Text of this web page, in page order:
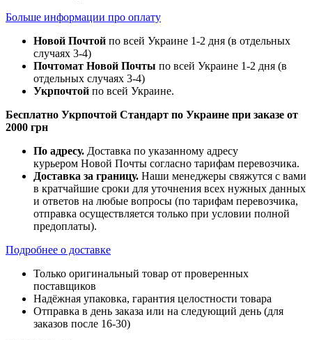
Больше информации про оплату
Новой Почтой по всей Украине 1-2 дня (в отдельных
случаях 3-4)
Почтомат Новой Почты по всей Украине 1-2 дня (в
отдельных случаях 3-4)
Укрпочтой по всей Украине.
Бесплатно Укрпочтой Стандарт по Украине при заказе от
2000 грн
По адресу. Доставка по указанному адресу
курьером Новой Почты согласно тарифам перевозчика.
Доставка за границу. Наши менеджеры свяжутся с вами
в кратчайшие сроки для уточнения всех нужных данных
и ответов на любые вопросы (по тарифам перевозчика,
отправка осуществляется только при условии полной
предоплаты).
Подробнее о доставке
Только оригинальный товар от проверенных
поставщиков
Надёжная упаковка, гарантия целостности товара
Отправка в день заказа или на следующий день (для
заказов после 16-30)